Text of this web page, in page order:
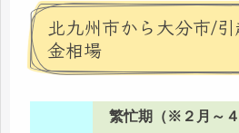
北九州市から大分市/
金相場
繁忙期（※２月～４